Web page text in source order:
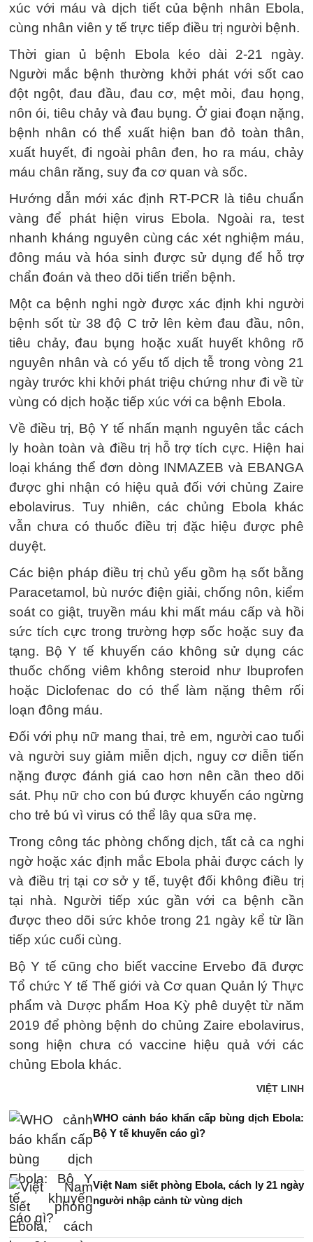
xúc với máu và dịch tiết của bệnh nhân Ebola,
cùng nhân viên y tế trực tiếp điều trị người bệnh.
Thời gian ủ bệnh Ebola kéo dài 2-21 ngày.
Người mắc bệnh thường khởi phát với sốt cao
đột ngột, đau đầu, đau cơ, mệt mỏi, đau họng,
nôn ói, tiêu chảy và đau bụng. Ở giai đoạn nặng,
bệnh nhân có thể xuất hiện ban đỏ toàn thân,
xuất huyết, đi ngoài phân đen, ho ra máu, chảy
máu chân răng, suy đa cơ quan và sốc.
Hướng dẫn mới xác định RT-PCR là tiêu chuẩn
vàng để phát hiện virus Ebola. Ngoài ra, test
nhanh kháng nguyên cùng các xét nghiệm máu,
đông máu và hóa sinh được sử dụng để hỗ trợ
chẩn đoán và theo dõi tiến triển bệnh.
Một ca bệnh nghi ngờ được xác định khi người
bệnh sốt từ 38 độ C trở lên kèm đau đầu, nôn,
tiêu chảy, đau bụng hoặc xuất huyết không rõ
nguyên nhân và có yếu tố dịch tễ trong vòng 21
ngày trước khi khởi phát triệu chứng như đi về từ
vùng có dịch hoặc tiếp xúc với ca bệnh Ebola.
Về điều trị, Bộ Y tế nhấn mạnh nguyên tắc cách
ly hoàn toàn và điều trị hỗ trợ tích cực. Hiện hai
loại kháng thể đơn dòng INMAZEB và EBANGA
được ghi nhận có hiệu quả đối với chủng Zaire
ebolavirus. Tuy nhiên, các chủng Ebola khác
vẫn chưa có thuốc điều trị đặc hiệu được phê
duyệt.
Các biện pháp điều trị chủ yếu gồm hạ sốt bằng
Paracetamol, bù nước điện giải, chống nôn, kiểm
soát co giật, truyền máu khi mất máu cấp và hồi
sức tích cực trong trường hợp sốc hoặc suy đa
tạng. Bộ Y tế khuyến cáo không sử dụng các
thuốc chống viêm không steroid như Ibuprofen
hoặc Diclofenac do có thể làm nặng thêm rối
loạn đông máu.
Đối với phụ nữ mang thai, trẻ em, người cao tuổi
và người suy giảm miễn dịch, nguy cơ diễn tiến
nặng được đánh giá cao hơn nên cần theo dõi
sát. Phụ nữ cho con bú được khuyến cáo ngừng
cho trẻ bú vì virus có thể lây qua sữa mẹ.
Trong công tác phòng chống dịch, tất cả ca nghi
ngờ hoặc xác định mắc Ebola phải được cách ly
và điều trị tại cơ sở y tế, tuyệt đối không điều trị
tại nhà. Người tiếp xúc gần với ca bệnh cần
được theo dõi sức khỏe trong 21 ngày kể từ lần
tiếp xúc cuối cùng.
Bộ Y tế cũng cho biết vaccine Ervebo đã được
Tổ chức Y tế Thế giới và Cơ quan Quản lý Thực
phẩm và Dược phẩm Hoa Kỳ phê duyệt từ năm
2019 để phòng bệnh do chủng Zaire ebolavirus,
song hiện chưa có vaccine hiệu quả với các
chủng Ebola khác.
VIỆT LINH
WHO cảnh báo khẩn cấp bùng dịch Ebola:
Bộ Y tế khuyến cáo gì?
Việt Nam siết phòng Ebola, cách ly 21 ngày
người nhập cảnh từ vùng dịch